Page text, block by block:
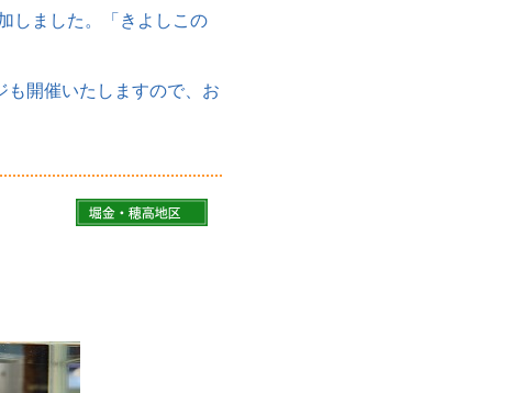
しました。「きよしこの
も開催いたしますので、お